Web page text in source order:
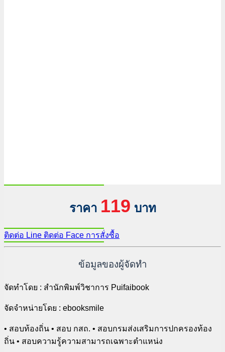
ราคา 119 บาท
ติดต่อ Line ติดต่อ Face การสั่งซื้อ
ข้อมูลของผู้จัดทำ
จัดทำโดย : สำนักพิมพ์วิชาการ Puifaibook
จัดจำหน่ายโดย : ebooksmile
• สอบท้องถิ่น • สอบ กสถ. • สอบกรมส่งเสริมการปกครองท้อง
ถิ่น • สอบความรู้ความสามารถเฉพาะตำแหน่ง